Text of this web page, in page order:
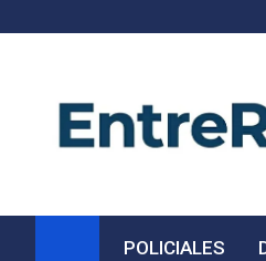
Noticias
POLICIALES